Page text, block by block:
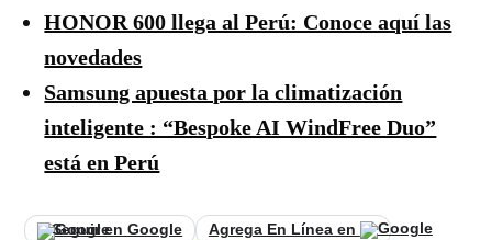
HONOR 600 llega al Perú: Conoce aquí las
novedades
Samsung apuesta por la climatización
inteligente : “Bespoke AI WindFree Duo”
está en Perú
Seguir en Google
Agrega En Línea en